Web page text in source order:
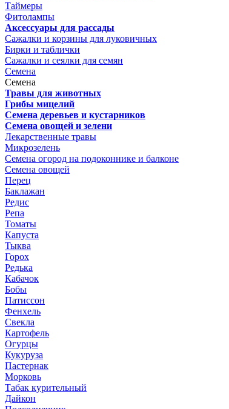
Таймеры
Фитолампы
Аксессуары для рассады
Сажалки и корзины для луковичных
Бирки и таблички
Сажалки и сеялки для семян
Семена
Семена
Травы для животных
Грибы мицелий
Семена деревьев и кустарников
Семена овощей и зелени
Лекарственные травы
Микрозелень
Семена огород на подоконнике и балконе
Семена овощей
Перец
Баклажан
Редис
Репа
Томаты
Капуста
Тыква
Горох
Редька
Кабачок
Бобы
Патиссон
Фенхель
Свекла
Картофель
Огурцы
Кукуруза
Пастернак
Морковь
Табак курительный
Дайкон